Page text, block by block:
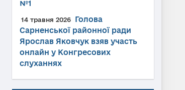
№1
14 травня 2026
Голова
Сарненської районної ради
Ярослав Яковчук взяв участь
онлайн у Конгресових
слуханнях